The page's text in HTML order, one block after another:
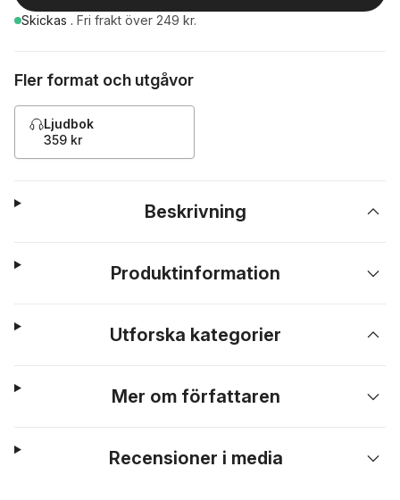
Skickas . Fri frakt över 249 kr.
Fler format och utgåvor
Ljudbok
359 kr
Beskrivning
Produktinformation
Utforska kategorier
Mer om författaren
Recensioner i media